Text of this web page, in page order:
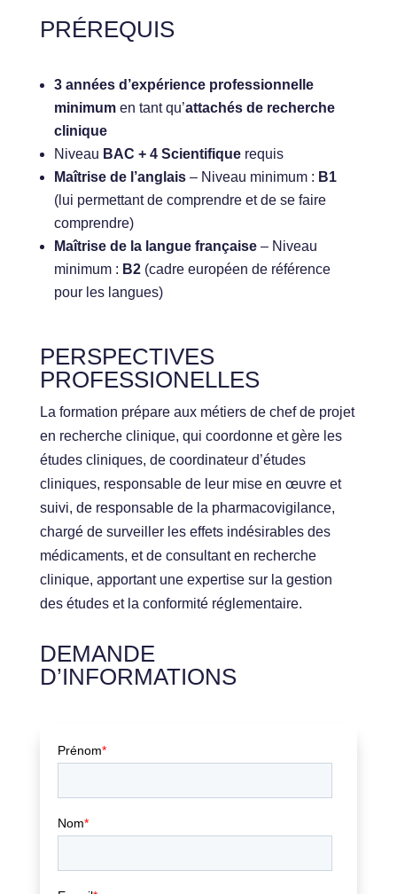
PRÉREQUIS
3 années d’expérience professionnelle
minimumen tant qu’attachés de recherche
clinique
Niveau BAC + 4 Scientifiquerequis
Maîtrise de l’anglais– Niveau minimum : B1
(lui permettant de comprendre et de se faire
comprendre)
Maîtrise de la langue française– Niveau
minimum : B2(cadre européen de référence
pour les langues)
PERSPECTIVES
PROFESSIONELLES
La formation prépare aux métiers de chef de projet
en recherche clinique, qui coordonne et gère les
études cliniques, de coordinateur d’études
cliniques, responsable de leur mise en œuvre et
suivi, de responsable de la pharmacovigilance,
chargé de surveiller les effets indésirables des
médicaments, et de consultant en recherche
clinique, apportant une expertise sur la gestion
des études et la conformité réglementaire.
DEMANDE
D’INFORMATIONS